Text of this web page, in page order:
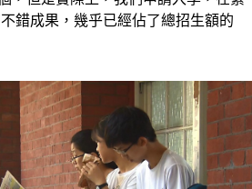
錯成果，幾乎已經佔了總招生額的